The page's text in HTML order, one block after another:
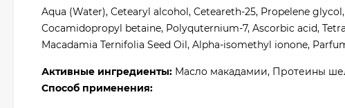
Aqua (Water), Cetearyl alcohol, Ceteareth-25, Propelene
Cocamidopropyl betaine, Polyquternium-7, Ascorbic acid,
Macadamia Ternifolia Seed Oil, Alpha-isomethyl ionone,
Активные ингредиенты: Масло макадамии, Протеины
Способ применения: